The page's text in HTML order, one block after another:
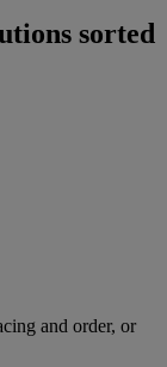
sorted
and order, or